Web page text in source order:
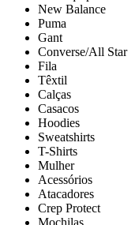
New Balance
Puma
Gant
Converse/All Star
Fila
Têxtil
Calças
Casacos
Hoodies
Sweatshirts
T-Shirts
Mulher
Acessórios
Atacadores
Crep Protect
Mochilas